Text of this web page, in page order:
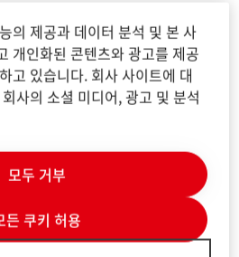
북미 및 유럽 지역의 바디 케어 사업
함에 따라 -3.2%의 유기적 매출 감
브랜드 사업부는 3분기에 유럽 지
세탁 및 홈 케어 사업 부문은 부정적
역은 전반적으로 좋은 유기적 매출
로 헤어 사업 부문이 견인했다.
이 크게 증가했다. 라틴아메리카 지
인한 긍정적 유기적 매출 성장을 기
의 제공과 데이터 분석 및 본 사
개인화된 콘텐츠와 광고를 제공
고 있습니다. 회사 사이트에 대
사의 소셜 미디어, 광고 및 분석
모두 거부
든 쿠키 허용